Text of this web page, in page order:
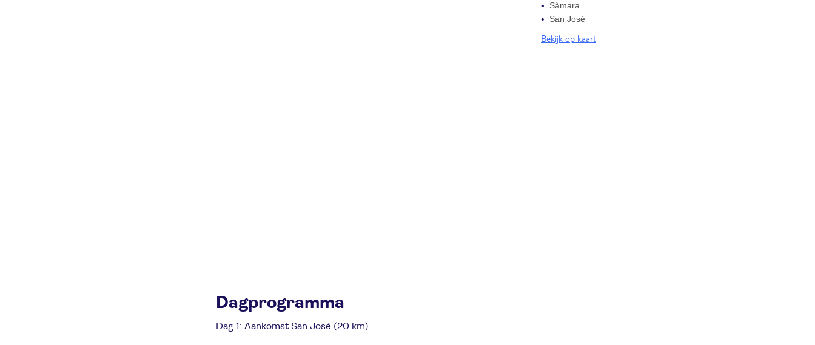
Sàmara
San José
Bekijk op kaart
Dagprogramma
Dag 1: Aankomst San José (20 km)